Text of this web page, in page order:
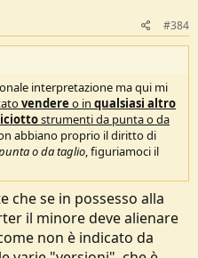
#384
interpretazione ma qui mi
vendere o in qualsiasi altro
strumenti da punta o da
abbiano proprio il diritto di
o da taglio, figuriamoci il
che se in possesso alla
il minore deve alienare
non è indicato da